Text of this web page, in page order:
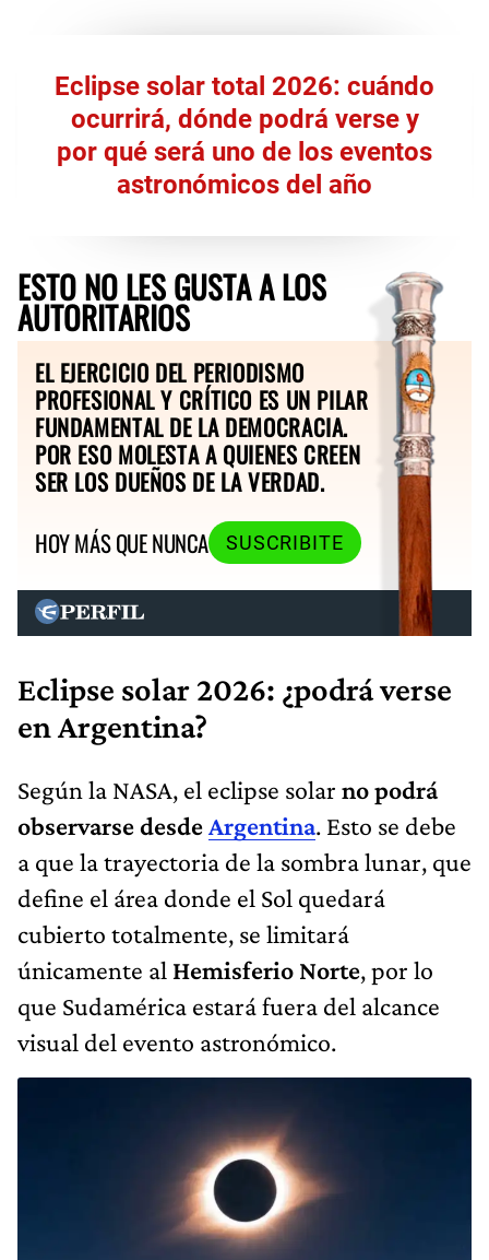
Eclipse solar total 2026: cuándo
ocurrirá, dónde podrá verse y
por qué será uno de los eventos
astronómicos del año
ESTO NO LES GUSTA A LOS
AUTORITARIOS
EL EJERCICIO DEL PERIODISMO
PROFESIONAL Y CRÍTICO ES UN PILAR
FUNDAMENTAL DE LA DEMOCRACIA.
POR ESO MOLESTA A QUIENES CREEN
SER LOS DUEÑOS DE LA VERDAD.
HOY MÁS QUE NUNCA
SUSCRIBITE
Eclipse solar 2026: ¿podrá verse
en Argentina?
Según la NASA, el eclipse solar no podrá
observarse desdeArgentina. Esto se debe
a que la trayectoria de la sombra lunar, que
define el área donde el Sol quedará
cubierto totalmente, se limitará
únicamente al Hemisferio Norte, por lo
que Sudamérica estará fuera del alcance
visual del evento astronómico.